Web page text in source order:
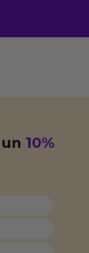
un10%